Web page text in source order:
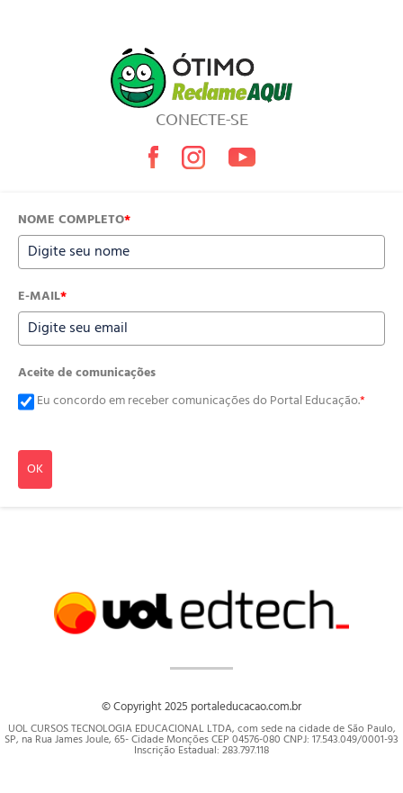
CONECTE-SE
NOME COMPLETO*
E-MAIL*
Aceite de comunicações
Eu concordo em receber comunicações do Portal Educação.*
OK
© Copyright 2025 portaleducacao.com.br
UOL CURSOS TECNOLOGIA EDUCACIONAL LTDA, com sede na cidade de São Paulo,
SP, na Rua James Joule, 65- Cidade Monções CEP 04576-080 CNPJ: 17.543.049/0001-93
Inscrição Estadual: 283.797.118